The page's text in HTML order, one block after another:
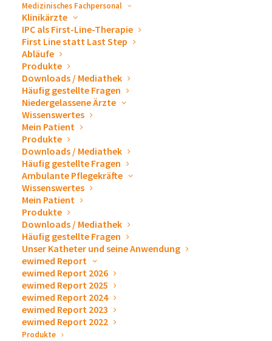
Medizinisches Fachpersonal
Klinikärzte
IPC als First-Line-Therapie
First Line statt Last Step
Abläufe
Produkte
Downloads / Mediathek
Häufig gestellte Fragen
Niedergelassene Ärzte
Wissenswertes
Mein Patient
Produkte
Downloads / Mediathek
Häufig gestellte Fragen
Ambulante Pflegekräfte
Wissenswertes
Mein Patient
Produkte
Downloads / Mediathek
Häufig gestellte Fragen
Unser Katheter und seine Anwendung
ewimed Report
ewimed Report 2026
ewimed Report 2025
ewimed Report 2024
ewimed Report 2023
ewimed Report 2022
Produkte
Das Fassungsvermögen des Reservoirs beträgt 2000 ml
und eignet sich besonders für die Ableitung großer
Ergussmengen.
Produktinformation
Art. Nr.
50-7505
Fassungsvermögen
2000 ml
Anschluss
Einführstift
Hilfsmittel Pos.
Nr. 01.24.05.0002